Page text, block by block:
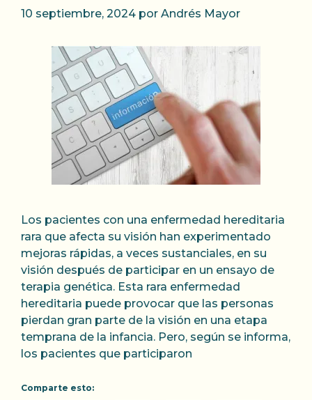
10 septiembre, 2024 por Andrés Mayor
Los pacientes con una enfermedad hereditaria
rara que afecta su visión han experimentado
mejoras rápidas, a veces sustanciales, en su
visión después de participar en un ensayo de
terapia genética. Esta rara enfermedad
hereditaria puede provocar que las personas
pierdan gran parte de la visión en una etapa
temprana de la infancia. Pero, según se informa,
los pacientes que participaron
Comparte esto: